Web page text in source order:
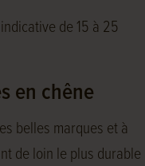
de 15 à 25
en chêne
belles marques et à
de loin le plus durable